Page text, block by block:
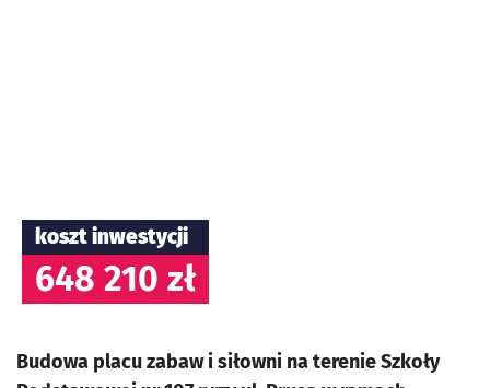
koszt inwestycji
648 210 zł
Budowa placu zabaw i siłowni na terenie Szkoły